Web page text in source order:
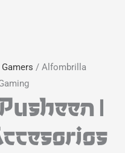
/ Alfombrilla
|